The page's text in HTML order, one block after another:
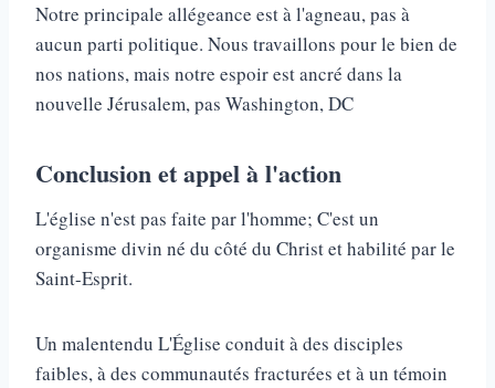
Notre principale allégeance est à l'agneau, pas à
aucun parti politique. Nous travaillons pour le bien de
nos nations, mais notre espoir est ancré dans la
nouvelle Jérusalem, pas Washington, DC
Conclusion et appel à l'action
L'église n'est pas faite par l'homme; C'est un
organisme divin né du côté du Christ et habilité par le
Saint-Esprit.
Un malentendu L'Église conduit à des disciples
faibles, à des communautés fracturées et à un témoin